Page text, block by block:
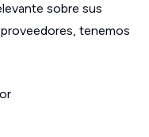
sobre sus
tenemos